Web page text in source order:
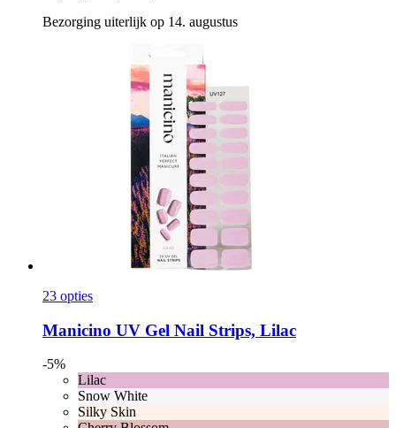
Bezorging uiterlijk op 14. augustus
23 opties
Manicino UV Gel Nail Strips, Lilac
-5%
Lilac
Snow White
Silky Skin